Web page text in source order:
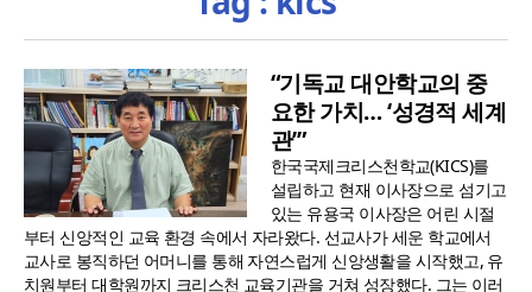
“기독교 대안학교의 중
요한 가치… ‘성경적 세계
관’”
한국국제크리스천학교(KICS)를
설립하고 현재 이사장으로 섬기고
있는 유용국 이사장은 어린 시절
부터 신앙적인 교육 환경 속에서 자라왔다. 선교사가 세운 학교에서
교사로 봉직하던 어머니를 통해 자연스럽게 신앙생활을 시작했고, 유
치원부터 대학원까지 크리스천 교육기관을 거쳐 성장했다. 그는 이러